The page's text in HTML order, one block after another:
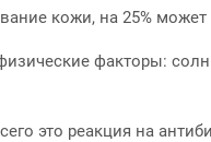
кожи, на 25%
факторы:
это реакция на